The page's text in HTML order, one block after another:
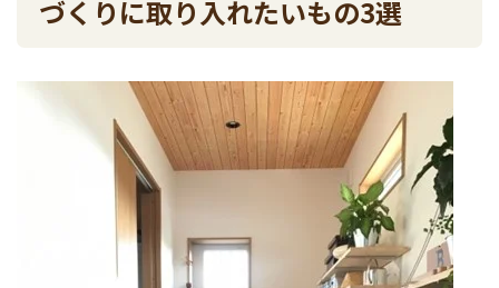
づくりに取り入れたいもの3選